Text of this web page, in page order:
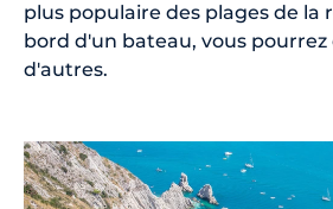
plus populaire des plages de la
bord d'un bateau, vous
d'autres.